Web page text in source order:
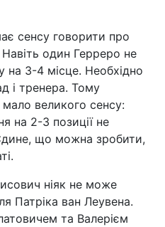
сенсу говорити про
один Герреро не
на 3-4 місце. Необхідно
і тренера. Тому
великого сенсу:
на 2-3 позиції не
Єдине, що можна зробити,
ніяк не може
Патріка ван Леувена.
та Валерієм